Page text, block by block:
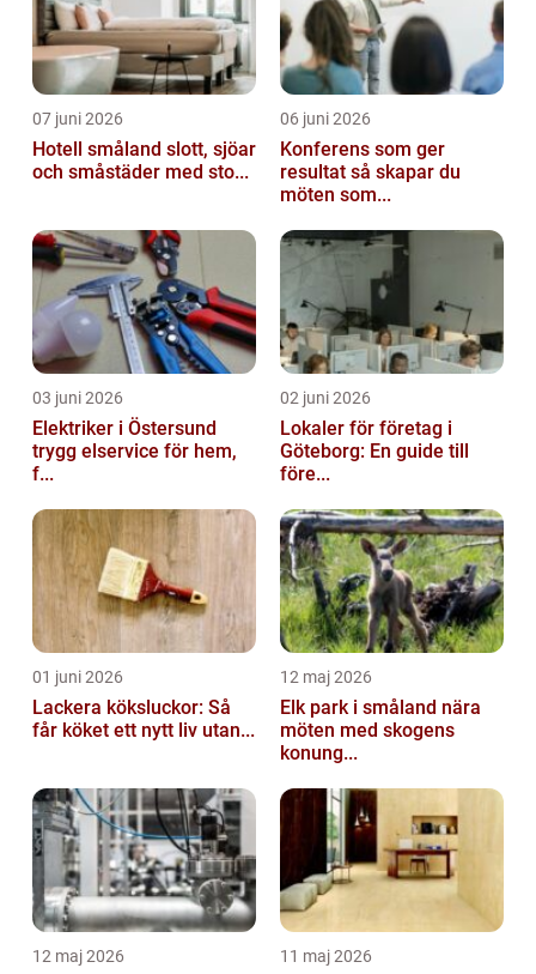
07 juni 2026
Hotell småland slott, sjöar
och småstäder med sto...
06 juni 2026
Konferens som ger
resultat så skapar du
möten som...
03 juni 2026
Elektriker i Östersund
trygg elservice för hem,
f...
02 juni 2026
Lokaler för företag i
Göteborg: En guide till
före...
01 juni 2026
Lackera köksluckor: Så
får köket ett nytt liv utan...
12 maj 2026
Elk park i småland nära
möten med skogens
konung...
12 maj 2026 11 maj 2026